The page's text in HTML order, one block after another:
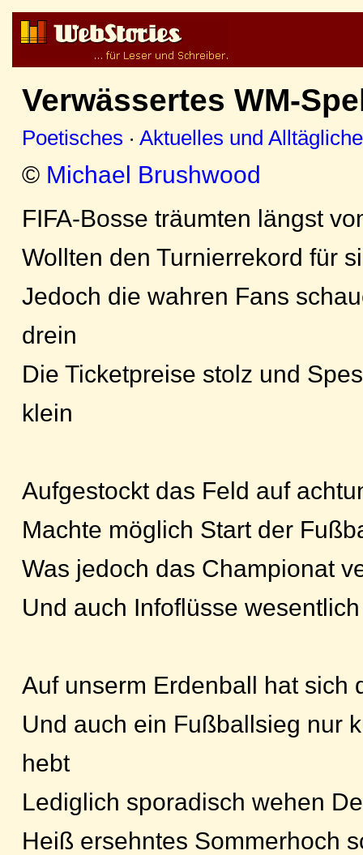
Verwässertes WM-
Poetisches · Aktuelles und
© Michael Brushwood
FIFA-Bosse träumten längst
Wollten den Turnierrekord für
Jedoch die wahren Fans
drein
Die Ticketpreise stolz und
klein
Aufgestockt das Feld auf
Machte möglich Start der
Was jedoch das Championat
Und auch Infoflüsse
Auf unserm Erdenball hat sich
Und auch ein Fußballsieg nur
hebt
Lediglich sporadisch wehen
Heiß ersehntes Sommerhoch